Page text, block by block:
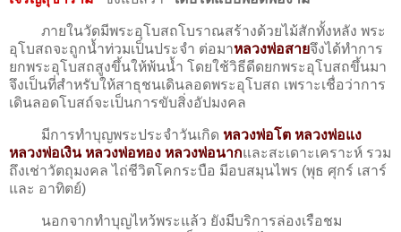
ภายในวัดมีพระอุโบสถโบราณสร้างด้วยไม้สักทั้งหลัง พระ
อุโบสถจะถูกน้ำท่วมเป็นประจำ ต่อมาหลวงพ่อสายจึงได้ทำการ
ยกพระอุโบสถสูงขึ้นให้พ้นน้ำ โดยใช้วิธีดีดยกพระอุโบสถขึ้นมา
จึงเป็นที่สำหรับให้สาธุชนเดินลอดพระอุโบสถ เพราะเชื่อว่าการ
เดินลอดโบสถ์จะเป็นการขับสิ่งอัปมงคล
มีการทำบุญพระประจำวันเกิด หลวงพ่อโต หลวงพ่อแง
หลวงพ่อเงิน หลวงพ่อทอง หลวงพ่อนากและสะเดาะเคราะห์ รวม
ถึงเช่าวัตถุมงคล ไถ่ชีวิตโคกระบือ มีอบสมุนไพร (พุธ ศุกร์ เสาร์
และ อาทิตย์)
นอกจากทำบุญไหว้พระแล้ว ยังมีบริการล่องเรือชม